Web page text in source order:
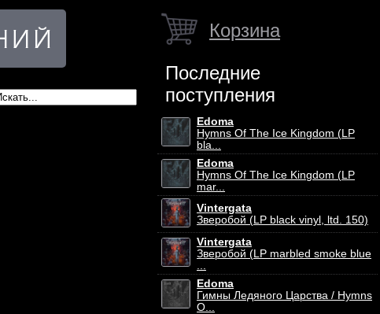
Корзина
Последние
поступления
Edoma
Hymns Of The Ice Kingdom (LP
bla...
Edoma
Hymns Of The Ice Kingdom (LP
mar...
Vintergata
Зверобой (LP black vinyl, ltd. 150)
Vintergata
Зверобой (LP marbled smoke blue
...
Edoma
Гимны Ледяного Царства / Hymns
O...